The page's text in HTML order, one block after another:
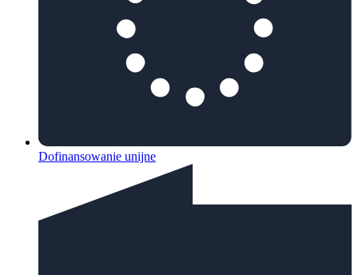
Dofinansowanie unijne